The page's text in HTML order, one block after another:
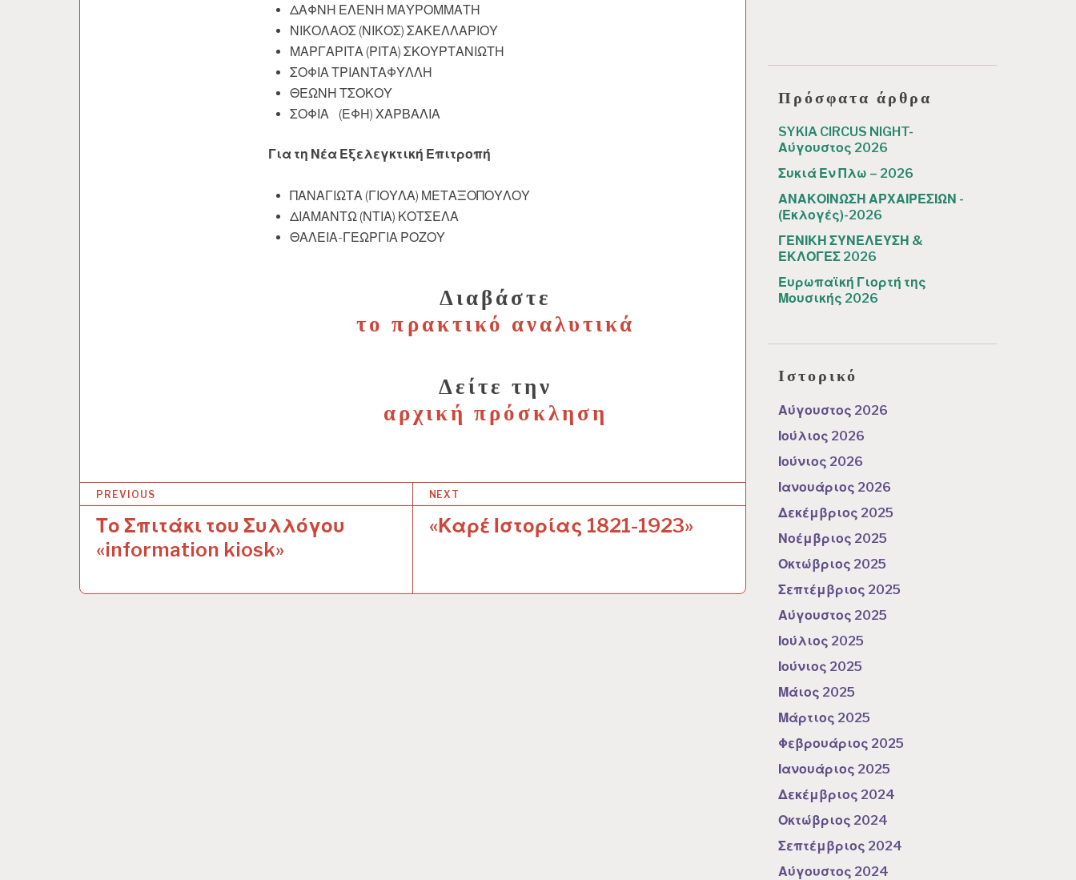
ΔΑΦΝΗ ΕΛΕΝΗ ΜΑΥΡΟΜΜΑΤΗ
ΝΙΚΟΛΑΟΣ (ΝΙΚΟΣ) ΣΑΚΕΛΛΑΡΙΟΥ
ΜΑΡΓΑΡΙΤΑ (ΡΙΤΑ) ΣΚΟΥΡΤΑΝΙΩΤΗ
ΣΟΦΙΑ ΤΡΙΑΝΤΑΦΥΛΛΗ
ΘΕΩΝΗ ΤΣΟΚΟΥ
ΣΟΦΙΑ (ΕΦΗ) ΧΑΡΒΑΛΙΑ
Για τη Νέα Εξελεγκτική Επιτροπή
ΠΑΝΑΓΙΩΤΑ (ΓΙΟΥΛΑ) ΜΕΤΑΞΟΠΟΥΛΟΥ
ΔΙΑΜΑΝΤΩ (ΝΤΙΑ) ΚΟΤΣΕΛΑ
ΘΑΛΕΙΑ-ΓΕΩΡΓΙΑ ΡΟΖΟΥ
Διαβάστε
το πρακτικό αναλυτικά
Δείτε την
αρχική πρόσκληση
Π
ο
PREVIOUS
Το Σπιτάκι του Συλλόγου
«information kiosk»
NEXT
«Καρέ Ιστορίας 1821-1923»
Πρόσφατα άρθρα
SYKIA CIRCUS NIGHT-
Αύγουστος 2026
Συκιά Εν Πλω – 2026
ΑΝΑΚΟΙΝΩΣΗ ΑΡΧΑΙΡΕΣΙΩΝ -
(Εκλογές)-2026
ΓΕΝΙΚΗ ΣΥΝΕΛΕΥΣΗ &
ΕΚΛΟΓΕΣ 2026
Ευρωπαϊκή Γιορτή της
Μουσικής 2026
Ιστορικό
Αύγουστος 2026
Ιούλιος 2026
Ιούνιος 2026
Ιανουάριος 2026
Δεκέμβριος 2025
Νοέμβριος 2025
Οκτώβριος 2025
Σεπτέμβριος 2025
Αύγουστος 2025
Ιούλιος 2025
Ιούνιος 2025
Μάιος 2025
Μάρτιος 2025
Φεβρουάριος 2025
Ιανουάριος 2025
Δεκέμβριος 2024
Οκτώβριος 2024
Σεπτέμβριος 2024
Αύγουστος 2024